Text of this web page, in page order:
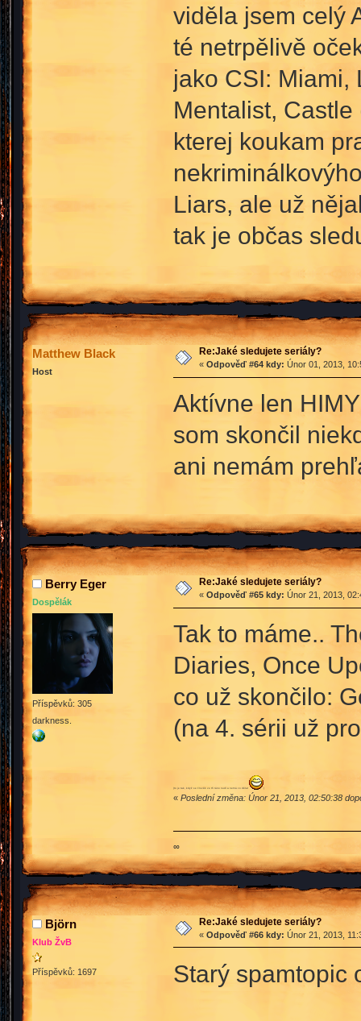
viděla jsem celý
té netrpělivě
jako CSI: Miami,
Mentalist,
kterej koukam
Liars, ale už
tak je občas
Matthew Black
Host
Re:Jaké sledujete seriály?
« Odpověď #64 kdy: Únor 01, 2013,
Aktívne len
som skončil
ani nemám
Berry Eger
Dospělák
Příspěvků: 305
darkness.
Re:Jaké sledujete seriály?
« Odpověď #65 kdy: Únor 21, 2013,
Tak to máme..
Diaries, Once
co už skončilo:
(na 4. sérii už
(to je tak, když se člověk ve tři ráno nudí a nemá co dělat )
« Poslední změna: Únor 21, 2013, 02:50:38
∞
Björn
Klub ŽvB
Příspěvků: 1697
Re:Jaké sledujete seriály?
« Odpověď #66 kdy: Únor 21, 2013,
Starý spamtopic